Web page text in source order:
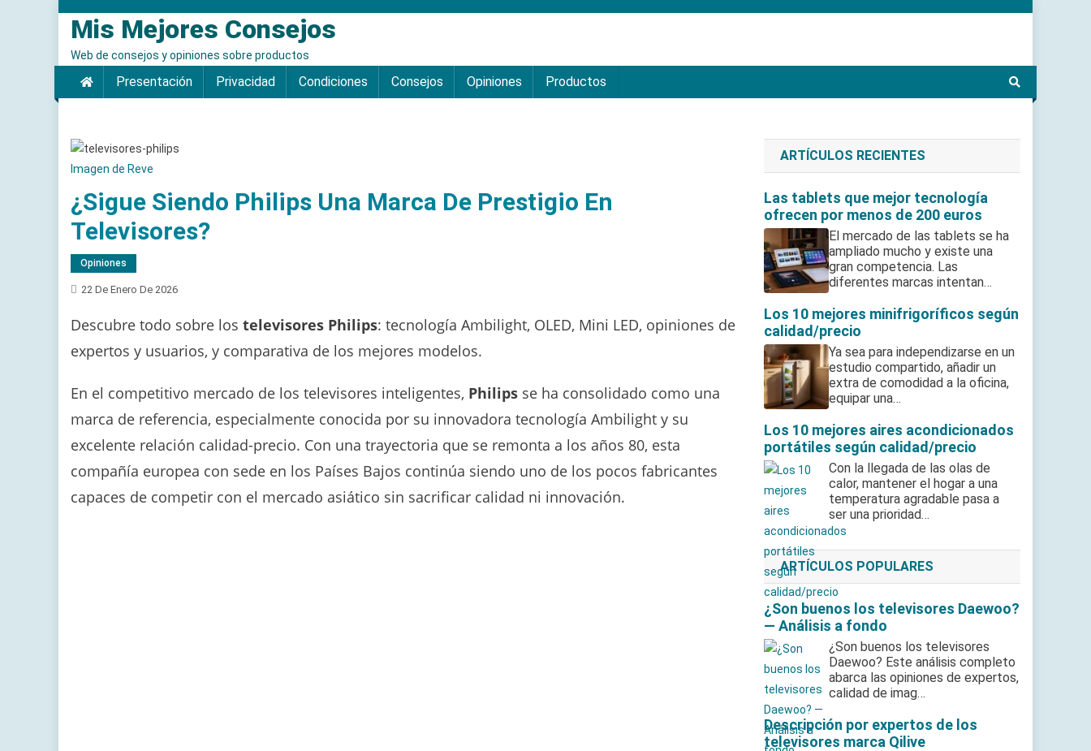
contenido
Mis Mejores Consejos
Web de consejos y opiniones sobre productos
Presentación Privacidad Condiciones Consejos Opiniones Productos
Imagen de Reve
¿Sigue Siendo Philips Una Marca De Prestigio En
Televisores?
Opiniones
22 De Enero De 2026
Descubre todo sobre los televisores Philips: tecnología Ambilight, OLED, Mini LED, opiniones de
expertos y usuarios, y comparativa de los mejores modelos.
En el competitivo mercado de los televisores inteligentes, Philips se ha consolidado como una
marca de referencia, especialmente conocida por su innovadora tecnología Ambilight y su
excelente relación calidad-precio. Con una trayectoria que se remonta a los años 80, esta
compañía europea con sede en los Países Bajos continúa siendo uno de los pocos fabricantes
capaces de competir con el mercado asiático sin sacrificar calidad ni innovación.
ARTÍCULOS RECIENTES
Las tablets que mejor tecnología
ofrecen por menos de 200 euros
El mercado de las tablets se ha
ampliado mucho y existe una
gran competencia. Las
diferentes marcas intentan…
Los 10 mejores minifrigoríficos según
calidad/precio
Ya sea para independizarse en un
estudio compartido, añadir un
extra de comodidad a la oficina,
equipar una…
Los 10 mejores aires acondicionados
portátiles según calidad/precio
Con la llegada de las olas de
calor, mantener el hogar a una
temperatura agradable pasa a
ser una prioridad…
ARTÍCULOS POPULARES
¿Son buenos los televisores Daewoo?
— Análisis a fondo
¿Son buenos los televisores
Daewoo? Este análisis completo
abarca las opiniones de expertos,
calidad de imag…
Descripción por expertos de los
televisores marca Qilive